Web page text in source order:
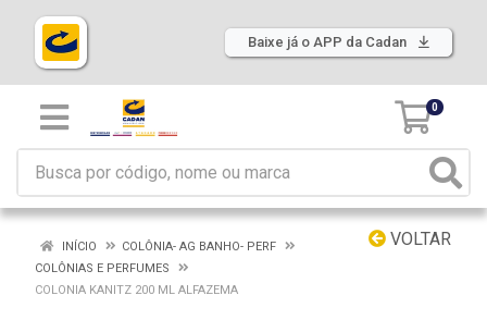
Baixe já o APP da Cadan
0
VOLTAR
INÍCIO
COLÔNIA- AG BANHO- PERF
COLÔNIAS E PERFUMES
COLONIA KANITZ 200 ML ALFAZEMA